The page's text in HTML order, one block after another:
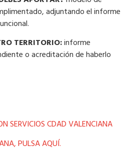
adjuntando el informe
TERRITORIO:informe
o acreditación de haberlo
SERVICIOS CDAD VALENCIANA
PULSA AQUÍ.